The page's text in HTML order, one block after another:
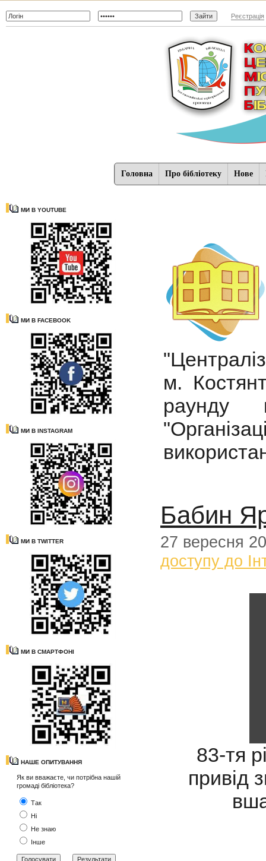
Реєстрація
Головна Про бібліотеку Нове
МИ В YOUTUBE
МИ В FACEBOOK
МИ В INSTAGRAM
МИ В TWITTER
МИ В СМАРТФОНІ
НАШЕ ОПИТУВАННЯ
Як ви вважаєте, чи потрібна нашій
громаді бібліотека?
Так
Ні
Не знаю
Інше
м.
раунду
Бабин
27 вересня
доступу до
83-тя
привід